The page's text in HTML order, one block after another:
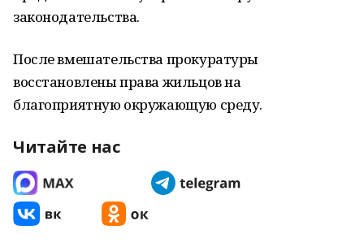
законодательства.
После вмешательства прокуратуры
восстановлены права жильцов на
благоприятную окружающую среду.
Читайте нас